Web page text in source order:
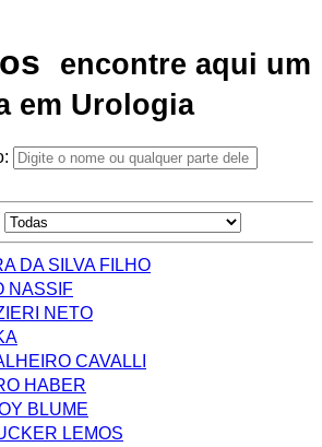
encontre aqui um
em Urologia
DA SILVA FILHO
NASSIF
NETO
CAVALLI
HABER
BLUME
LEMOS